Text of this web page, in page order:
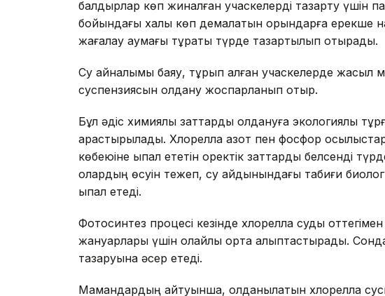
балдырлар көп жиналған учаскелерді тазарту үшін
бойындағы халық көп демалатын орындарға ерекше
жағалау аумағы тұрақты түрде тазартылып отырады.
Су айналымы баяу, тұрып қалған учаскелерде жасыл
суспензиясын қолдану жоспарланып отыр.
Бұл әдіс химиялық заттарды қолдануға экологиялық
қарастырылады. Хлорелла азот пен фосфор
көбеюіне ықпал ететін қоректік заттарды белсенді
олардың өсуін тежеп, су айдынындағы табиғи
ықпал етеді.
Фотосинтез процесі кезінде хлорелла суды
жануарлары үшін қолайлы орта қалыптастырады.
тазаруына әсер етеді.
Мамандардың айтуынша, қолданылатын хлорелла